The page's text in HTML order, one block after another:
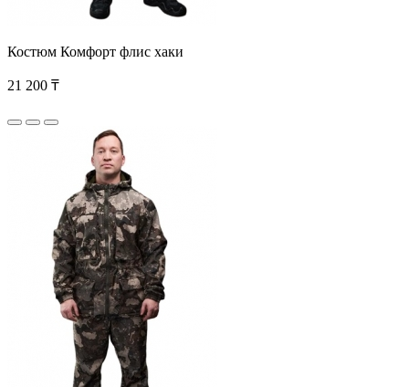
Костюм Комфорт флис хаки
21 200 ₸